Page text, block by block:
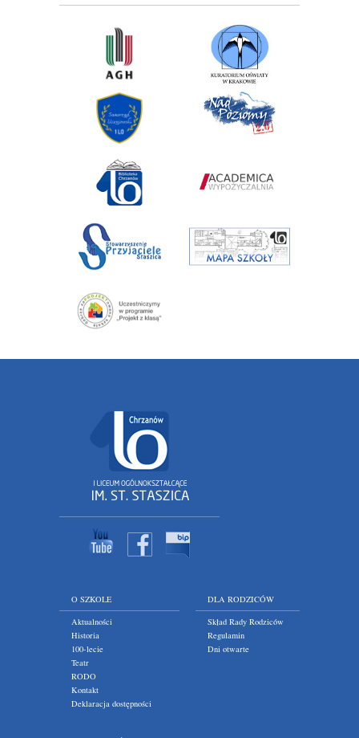
O SZKOLE
Aktualności
Historia
100-lecie
Teatr
RODO
Kontakt
Deklaracja dostępności
DLA RODZICÓW
Skład Rady Rodziców
Regulamin
Dni otwarte